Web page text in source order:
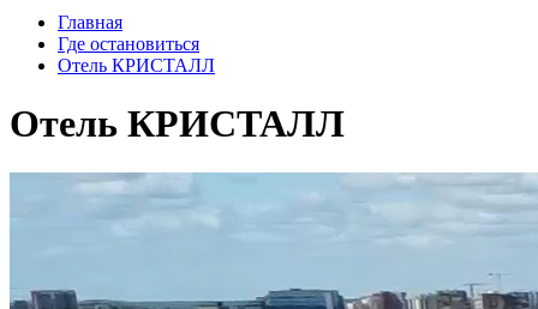
Главная
Где остановиться
Отель КРИСТАЛЛ
Отель КРИСТАЛЛ